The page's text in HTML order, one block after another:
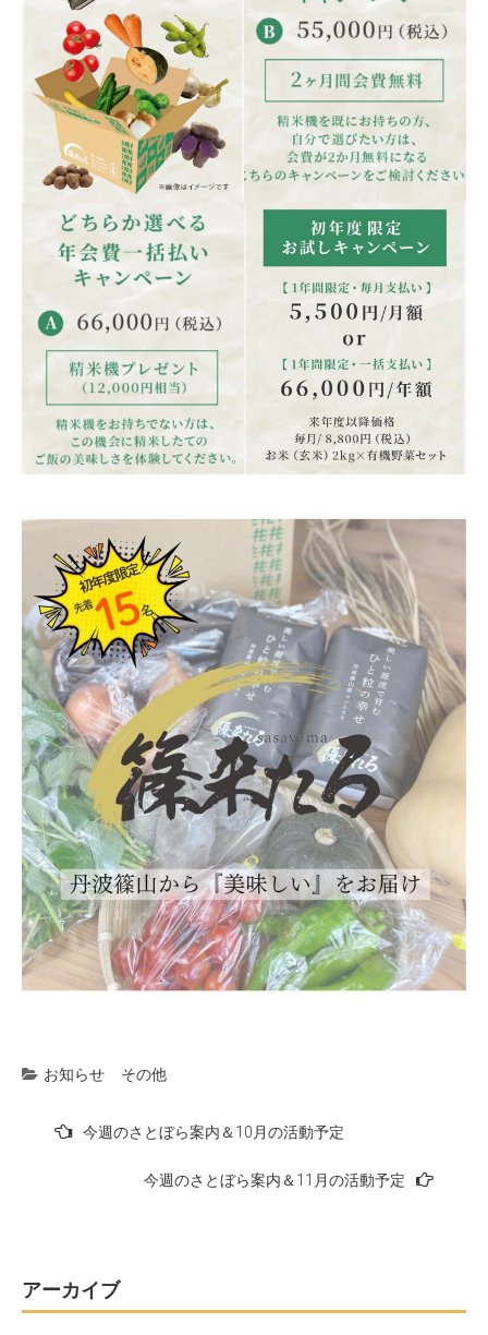
お知らせ その他
ー
シ
今週のさとぼら案内＆10月の活動予定
今週のさとぼら案内＆11月の活動予定
アーカイブ